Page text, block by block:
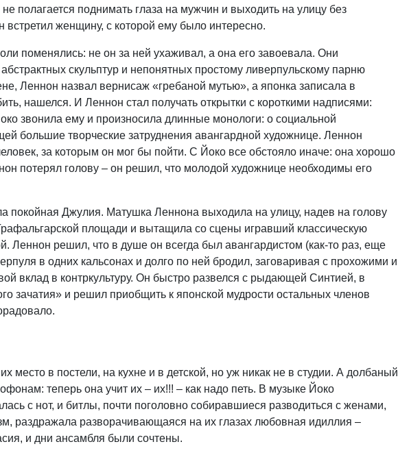
полагается поднимать глаза на мужчин и выходить на улицу без
женщину, с которой ему было интересно.
поменялись: не он за ней ухаживал, а она его завоевала. Они
скульптур и непонятных простому ливерпульскому парню
Леннон назвал вернисаж «гребаной мутью», а японка записала в
нашелся. И Леннон стал получать открытки с короткими надписями:
звонила ему и произносила длинные монологи: о социальной
большие творческие затруднения авангардной художнице. Леннон
за которым он мог бы пойти. С Йоко все обстояло иначе: она хорошо
потерял голову – он решил, что молодой художнице необходимы его
покойная Джулия. Матушка Леннона выходила на улицу, надев на голову
площади и вытащила со сцены игравший классическую
Леннон решил, что в душе он всегда был авангардистом (как-то раз, еще
в одних кальсонах и долго по ней бродил, заговаривая с прохожими и
вклад в контркультуру. Он быстро развелся с рыдающей Синтией, в
зачатия» и решил приобщить к японской мудрости остальных членов
место в постели, на кухне и в детской, но уж никак не в студии. А долбаный
теперь она учит их – их!!! – как надо петь. В музыке Йоко
с нот, и битлы, почти поголовно собиравшиеся разводиться с женами,
раздражала разворачивающаяся на их глазах любовная идиллия –
и дни ансамбля были сочтены.